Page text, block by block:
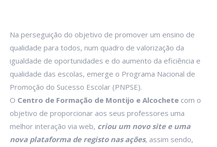
Na perseguição do objetivo de promover um ensino de
qualidade para todos, num quadro de valorização da
igualdade de oportunidades e do aumento da eficiência e
qualidade das escolas, emerge o Programa Nacional de
Promoção do Sucesso Escolar (PNPSE).
O Centro de Formação de Montijo e Alcochete com o
objetivo de proporcionar aos seus professores uma
melhor interação via web, criou um novo site e uma
nova plataforma de registo nas ações, assim sendo,